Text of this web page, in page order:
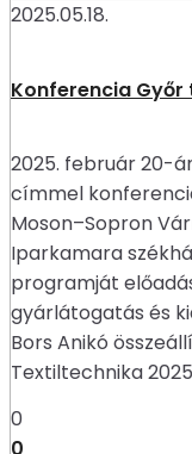
2025.05.18.
Konferencia
2025. február 20-
címmel
Moson–Sopron
Iparkamara
programját
gyárlátogatás és
Bors Anikó
Textiltechnika
0